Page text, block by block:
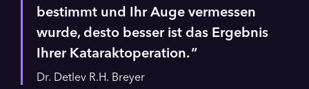
bestimmt und Ihr Auge vermessen
wurde, desto besser ist das Ergebnis
Ihrer Kataraktoperation.
Dr. Detlev R.H. Breyer